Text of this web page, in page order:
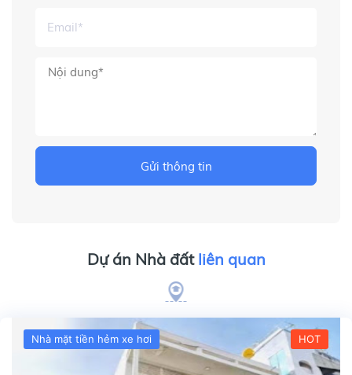
Gửi thông tin
Dự án Nhà đất liên quan
Nhà mặt tiền hẻm xe hơi HOT